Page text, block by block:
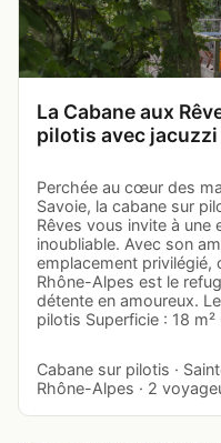
La Cabane aux
pilotis avec jacuzzi
Perchée au cœur des
Savoie, la cabane sur
Rêves vous invite à une
inoubliable. Avec son
emplacement privilégié,
Rhône-Alpes est le
détente en amoureux.
pilotis Superficie : 18
Cabane sur pilotis ·
Rhône-Alpes · 2